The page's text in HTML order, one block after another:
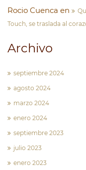
Rocio Cuenca en
Touch, se traslada al
Archivo
septiembre 2024
agosto 2024
marzo 2024
enero 2024
septiembre 2023
julio 2023
enero 2023